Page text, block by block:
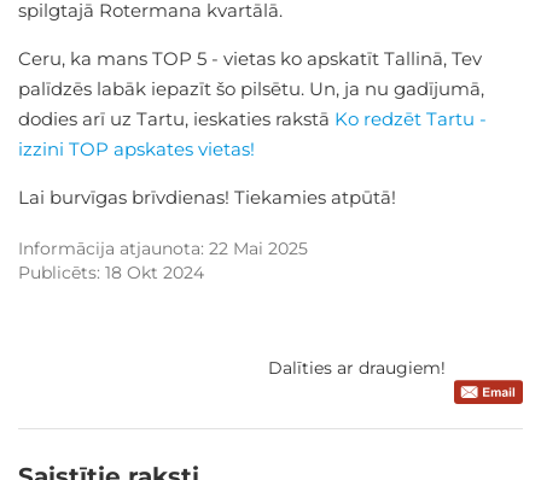
spilgtajā Rotermana kvartālā.
Ceru, ka mans TOP 5 - vietas ko apskatīt Tallinā, Tev
palīdzēs labāk iepazīt šo pilsētu. Un, ja nu gadījumā,
dodies arī uz Tartu, ieskaties rakstā Ko redzēt Tartu -
izzini TOP apskates vietas!
Lai burvīgas brīvdienas! Tiekamies atpūtā!
Informācija atjaunota: 22 Mai 2025
Publicēts: 18 Okt 2024
Dalīties ar draugiem!